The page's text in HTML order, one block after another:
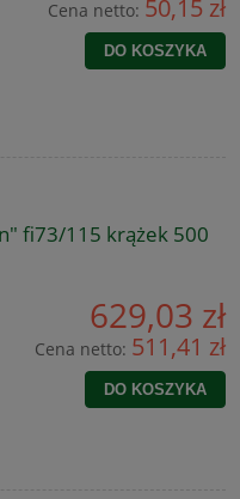
Cena netto: 50,15 zł
DO KOSZYKA
fi73/115 krążek 500
629,03 zł
Cena netto: 511,41 zł
DO KOSZYKA